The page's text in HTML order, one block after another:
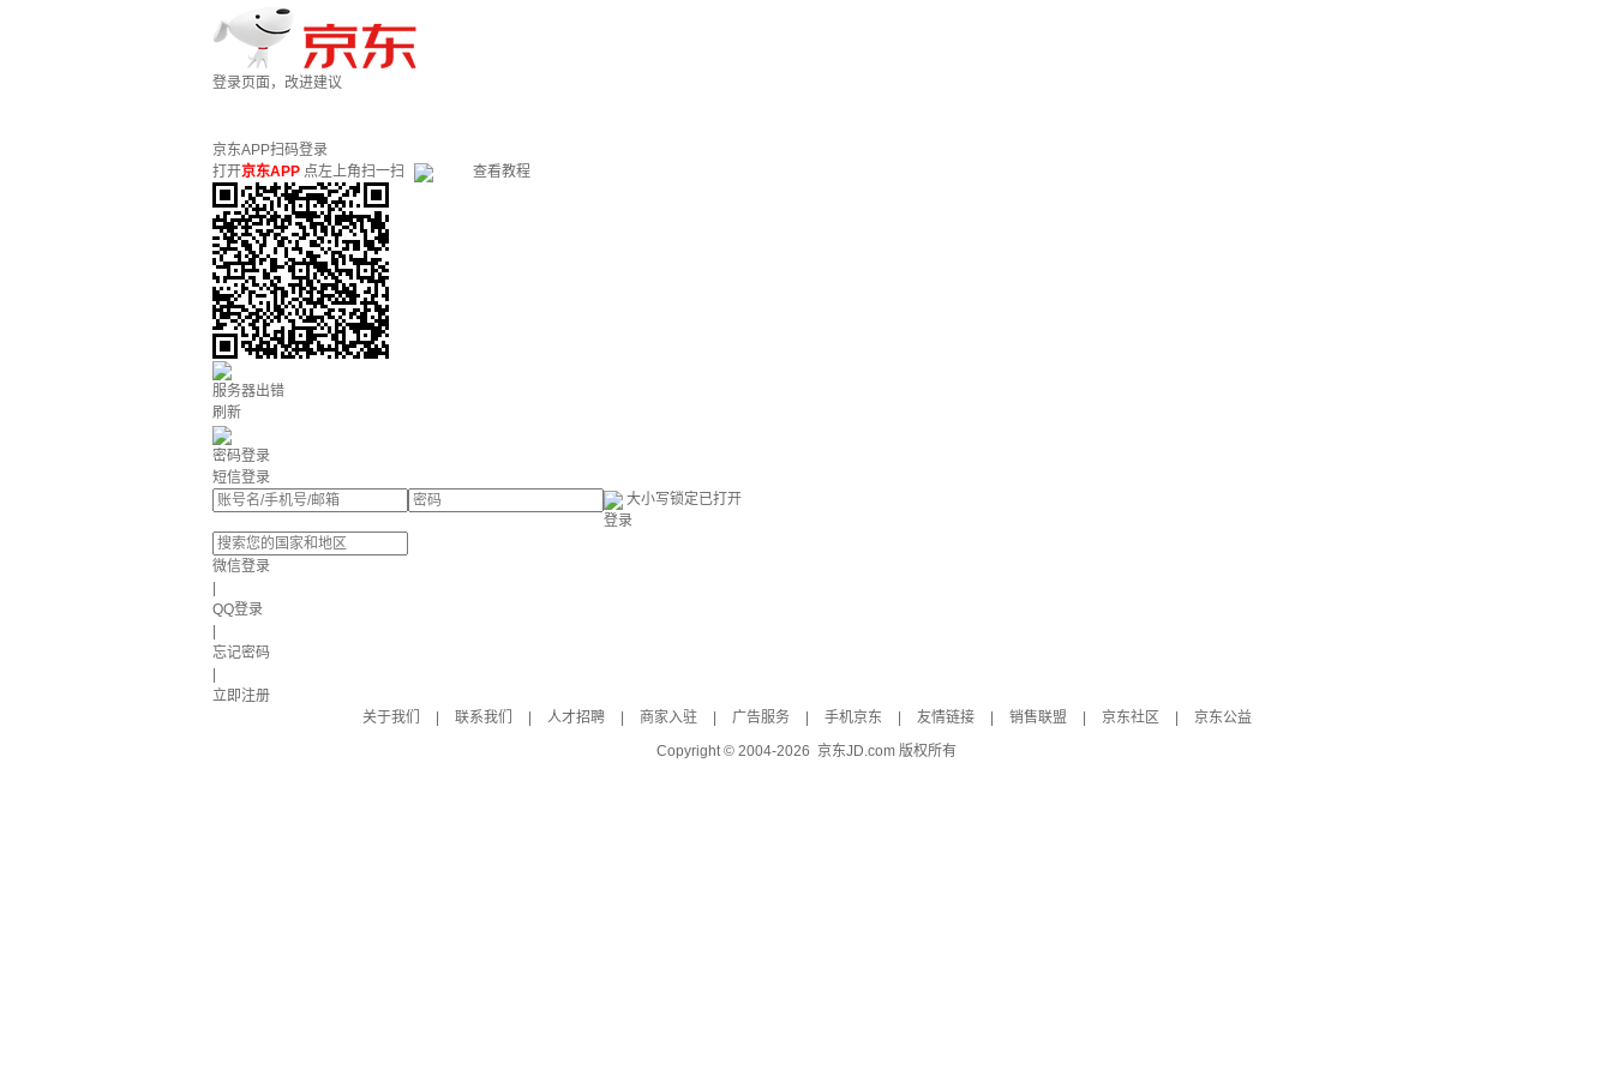
登录页面，改进建议
京东APP扫码登录
打开京东APP 点左上角扫一扫 查看教程
服务器出错
刷新
密码登录
短信登录
大小写锁定已打开
登录
微信登录
QQ登录
忘记密码
立即注册
关于我们
联系我们 人才招聘 商家入驻 广告服务 手机京东 友情链接 销售联盟 京东社区
京东公益
Copyright © 2004-2026 京东JD.com 版权所有